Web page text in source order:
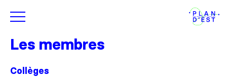
Les membres
Collèges